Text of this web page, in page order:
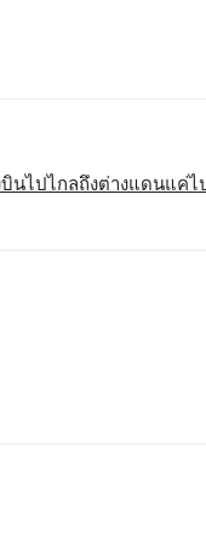
นไปไกลถึงต่างแดนแค่ไป